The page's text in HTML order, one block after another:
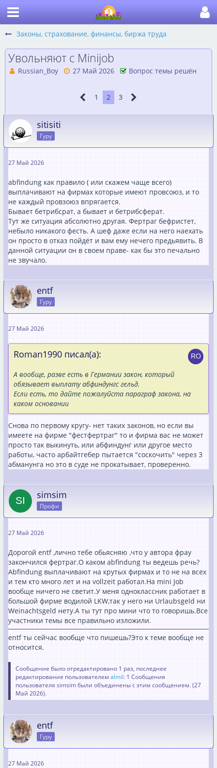
Законы, страхование, финансы, биржа труда
Увольняют с Minijob
Russian_Boy 27 Май 2026 Вопрос темы решён
1 2 3
sitisiti
Гуру
27 Май 2026
abfindung как правило ( или скажем чаще всего)
выплачивают на фирмах которые имеют провсоюз, и то
не каждый провзоюз впрягается.
Бывает бетрибсрат, а бывает и бетрибсферат.
Тут же ситуация абсолютно другая. Фертраг бефристет,
небыло никакого фесть. А шеф даже если на него наехать
он просто в отказ пойдёт и вам ему нечего предьявить. В
данной ситуации он в своем праве- как бы это печально
не звучало.
entf
Гуру
27 Май 2026
Roman1990 писал(а):
А вообще, разве есть в Германии закон, который
обязывает выплату абфиндунгс гельд.
Если есть, то дайте пожалуйста параграф закона, на
каком основании
Снова по первому кругу- нет таких законов, но если вы
имеете на фирме "фестфертраг" то и фирма вас не может
просто так выкинуть, или абфиндунг или другое место
работы, часто арбайтгебер пытается "соскочить" через 3
абманунга но это в суде не прокатывает, проверенно.
simsim
Профи
27 Май 2026
Дорогой entf ,лично тебе обьясняю ,что у автора фрау
закончился фертраг.О каком abfindung ты ведешь речь?
Abfindung выплачивают на крутых фирмах и то не на всех
и тем кто много лет и на vollzeit работал.На mini Job
вообще ничего не светит.У меня одноклассник работает в
большой фирме водилой LKW,так у него ни Urlaubsgeld ни
Weinachtsgeld нету.А ты тут про мини что то говоришь.Все
участники темы все правильно изложили.
entf ты сейчас вообще что пишешь?Это к теме вообще не
относится.
Сообщение было отредактировано 1 раз, последнее
редактирование пользователем almil: 1 Сообщения
пользователя simsim были объединены с этим сообщением. (27
Май 2026).
entf
Гуру
27 Май 2026